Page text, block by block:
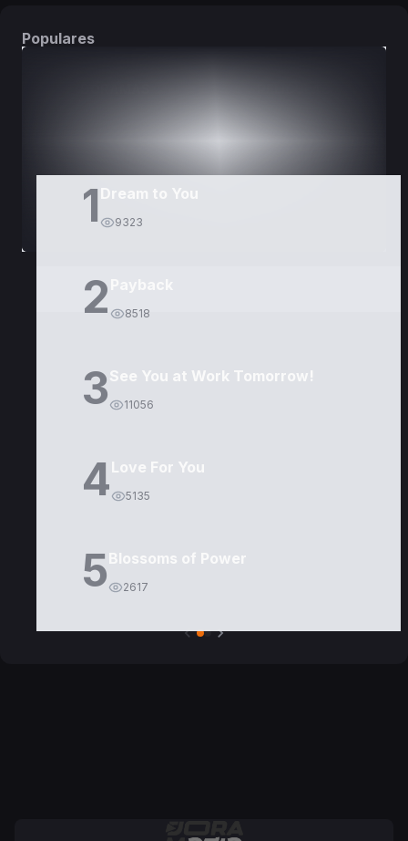
Populares
1 Dream to You
9323
2 8518
3See You at Work Tomorrow!
11056
4Love For You
5135
5Blossoms of Power
2617